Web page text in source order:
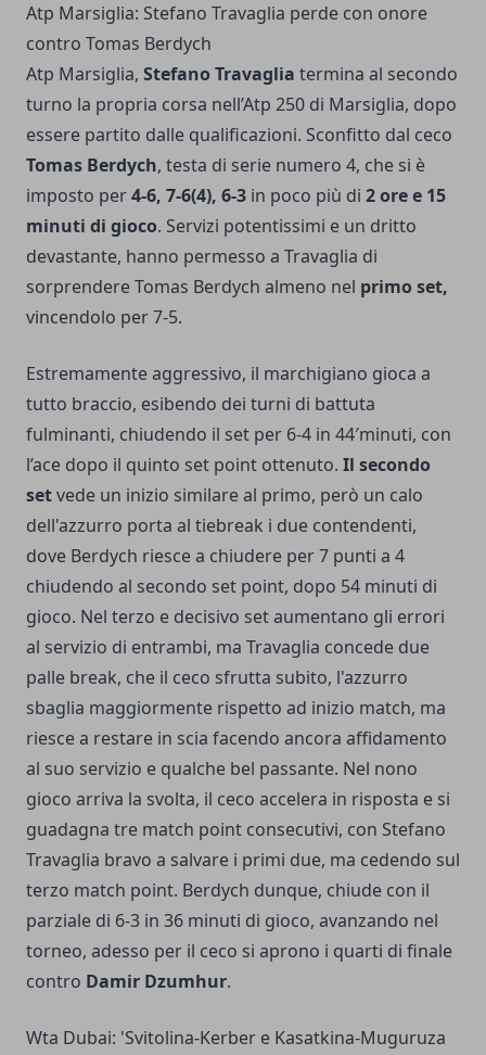
Atp Marsiglia: Stefano Travaglia perde con onore
contro Tomas Berdych
Atp Marsiglia, Stefano Travaglia termina al secondo
turno la propria corsa nell’Atp 250 di Marsiglia, dopo
essere partito dalle qualificazioni. Sconfitto dal ceco
Tomas Berdych, testa di serie numero 4, che si è
imposto per4-6, 7-6(4), 6-3 in poco più di 2 ore e 15
minuti di gioco. Servizi potentissimi e un dritto
devastante, hanno permesso a Travaglia di
sorprendere Tomas Berdych almeno nel primo set,
vincendolo per 7-5.
Estremamente aggressivo, il marchigiano gioca a
tutto braccio, esibendo dei turni di battuta
fulminanti, chiudendo il set per 6-4 in 44′minuti, con
l’ace dopo il quinto set point ottenuto. Il secondo
setvede un inizio similare al primo, però un calo
dell'azzurro porta al tiebreak i due contendenti,
dove Berdych riesce a chiudere per 7 punti a 4
chiudendo al secondo set point, dopo 54 minuti di
gioco. Nel terzo e decisivo set aumentano gli errori
al servizio di entrambi, ma Travaglia concede due
palle break, che il ceco sfrutta subito, l'azzurro
sbaglia maggiormente rispetto ad inizio match, ma
riesce a restare in scia facendo ancora affidamento
al suo servizio e qualche bel passante. Nel nono
gioco arriva la svolta, il ceco accelera in risposta e si
guadagna tre match point consecutivi, con Stefano
Travaglia bravo a salvare i primi due, ma cedendo sul
terzo match point. Berdych dunque, chiude con il
parziale di 6-3 in 36 minuti di gioco, avanzando nel
torneo, adesso per il ceco si aprono i quarti di finale
contro Damir Dzumhur.
Wta Dubai: 'Svitolina-Kerber e Kasatkina-Muguruza